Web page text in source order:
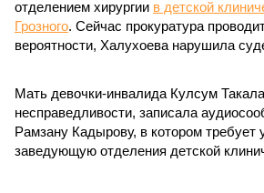
отделением хирургии в детской
Грозного. Сейчас прокуратура
вероятности, Халухоева нарушила
Мать девочки-инвалида Кулсум
несправедливости, записала
Рамзану Кадырову, в котором требует
заведующую отделения детской